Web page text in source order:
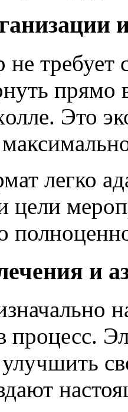
требует
Это
легко
цели
и
процесс.